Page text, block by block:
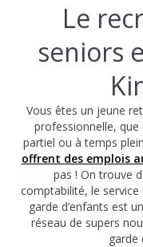
Le
seniors
Vous êtes un jeune
professionnelle,
partiel ou à temps
offrent des emplois
pas ! On trouve
comptabilité, le
garde d’enfants est
réseau de supers
garde